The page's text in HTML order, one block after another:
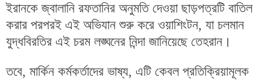
ইরানকে জ্বালানি রফতানির অনুমতি দেওয়া ছাড়পত্রটি বাতিল
করার পরপরই এই অভিযান শুরু করে ওয়াশিংটন, যা চলমান
যুদ্ধবিরতির এই চরম লঙ্ঘনের নিন্দা জানিয়েছে তেহরান।
তবে, মার্কিন কর্মকর্তাদের ভাষ্য, এটি কেবল প্রতিক্রিয়ামূলক